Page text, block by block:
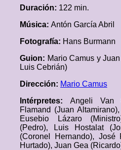
Duración: 122 min.
Música: Antón García Abril
Fotografía: Hans Burmann
Guion: Mario Camus y
Luis Cebrián)
Dirección: Mario Camus
Intérpretes: Angeli Van
Flamand (Juan
Eusebio Lázaro
(Pedro), Luis Hostalat
(Coronel Hernando), José
Hurtado), Juan Gea